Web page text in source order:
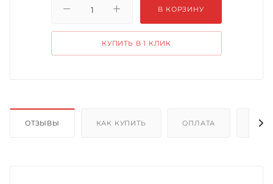
В КОРЗИНУ
КУПИТЬ В 1 КЛИК
ОТЗЫВЫ КАК КУПИТЬ ОПЛАТА